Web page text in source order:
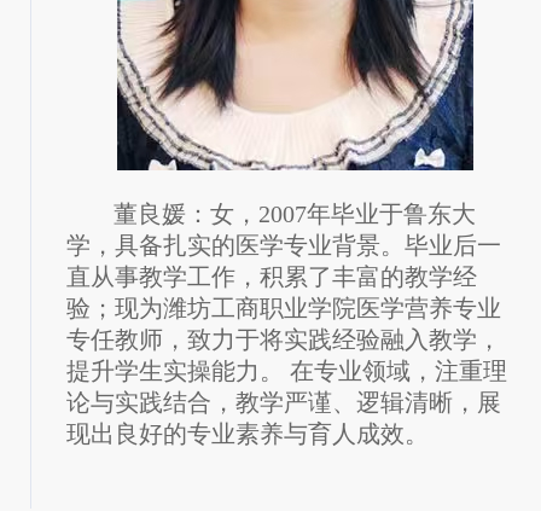
董良媛：女，2007年毕业于鲁东大
学，具备扎实的医学专业背景。毕业后一
直从事教学工作，积累了丰富的教学经
验；现为潍坊工商职业学院医学营养专业
专任教师，致力于将实践经验融入教学，
提升学生实操能力。 在专业领域，注重理
论与实践结合，教学严谨、逻辑清晰，展
现出良好的专业素养与育人成效。